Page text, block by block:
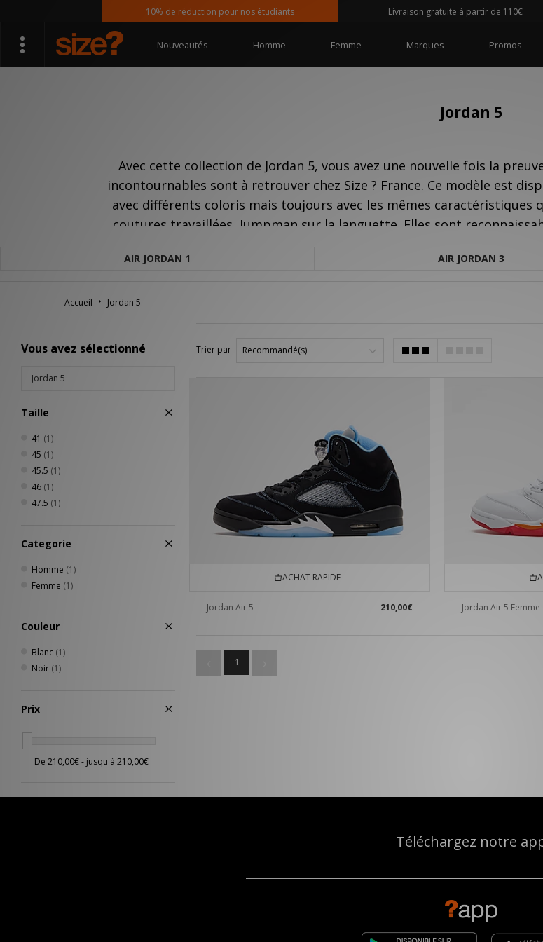
10% de réduction pour nos étudiants Livraison gratuite à partir de 110€
Nouveautés Homme Femme Marques Promos
Jordan 5
Avec cette collection de Jordan 5, vous avez une nouvelle fois la
incontournables sont à retrouver chez Size ? France. Ce modèle est
avec différents coloris mais toujours avec les mêmes caractéristiques
coutures travaillées, Jumpman sur la languette. Elles sont
AIR JORDAN 1 AIR JORDAN 3
Accueil Jordan 5
Vous avez sélectionné
Jordan 5
Taille
41 (1)
45 (1)
45.5 (1)
46 (1)
47.5 (1)
Categorie
Homme (1)
Femme (1)
Couleur
Blanc (1)
Noir (1)
Prix
Trier par
ACHAT RAPIDE
Jordan Air 5 210,00€ Jordan Air 5 Femme
1
Téléchargez notre